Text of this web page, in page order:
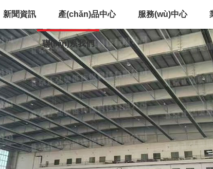
新聞資訊 產(chǎn)品中心 服務(wù)中心
聯(lián)系我們